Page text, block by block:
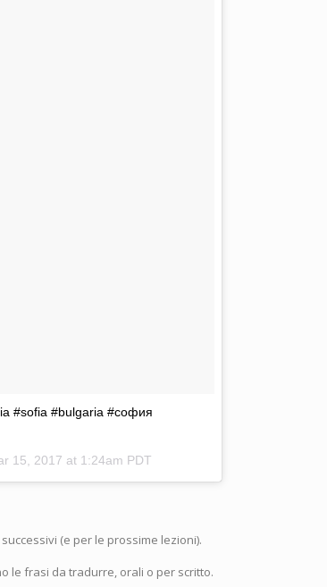
#sofia #bulgaria #софия
15, 2017 at 1:24am PDT
(e per le prossime lezioni).
le frasi da tradurre, orali o per scritto.